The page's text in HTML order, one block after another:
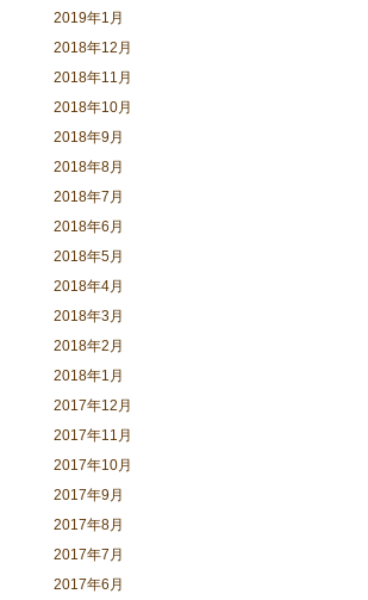
2019年1月
2018年12月
2018年11月
2018年10月
2018年9月
2018年8月
2018年7月
2018年6月
2018年5月
2018年4月
2018年3月
2018年2月
2018年1月
2017年12月
2017年11月
2017年10月
2017年9月
2017年8月
2017年7月
2017年6月